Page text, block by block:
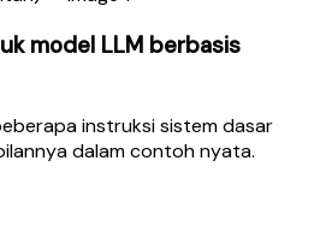
model LLM berbasis
instruksi sistem dasar
dalam contoh nyata.